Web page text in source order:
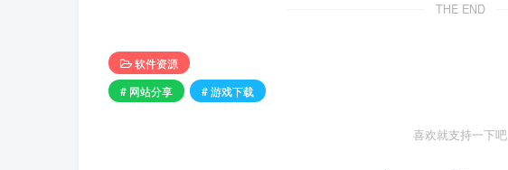
THE END
软件资源
# 网站分享
# 游戏下载
喜欢就支持一下吧